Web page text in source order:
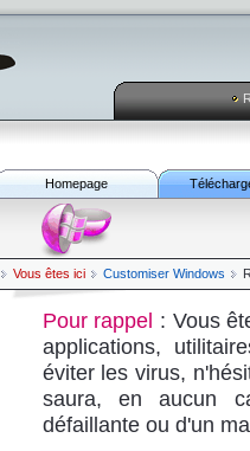
Homepage
Vous êtes ici Customiser Windows
Pour rappel : Vous
applications,
éviter les virus,
saura, en aucun
défaillante ou d'un